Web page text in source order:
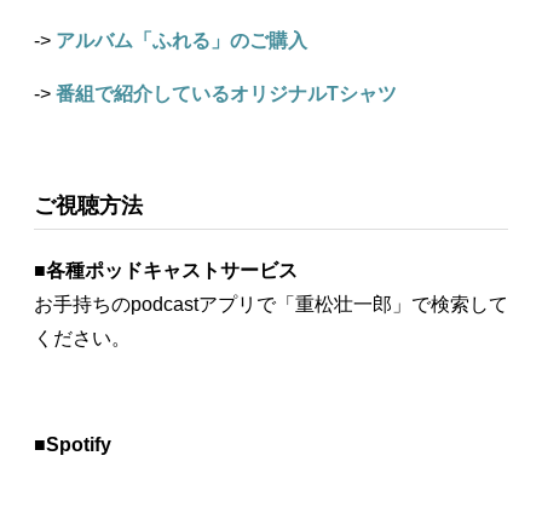
-> アルバム「ふれる」のご購入⁠
-> 番組で紹介しているオリジナルTシャツ⁠
ご視聴方法
■各種ポッドキャストサービス
お手持ちのpodcastアプリで「重松壮一郎」で検索して
ください。
■Spotify